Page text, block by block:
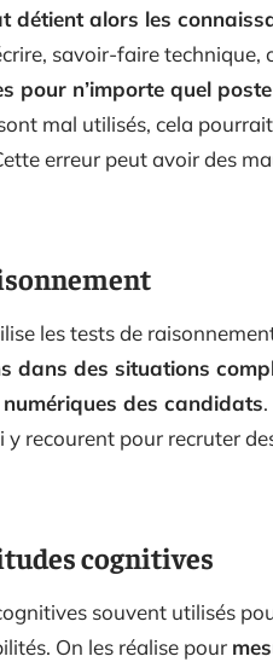
détient alors les
savoir-faire technique,
pour n’importe quel poste
mal utilisés, cela
erreur peut avoir des
les tests de
dans des situations
des candidats
recourent pour recruter
cognitives
souvent utilisés
On les réalise pour